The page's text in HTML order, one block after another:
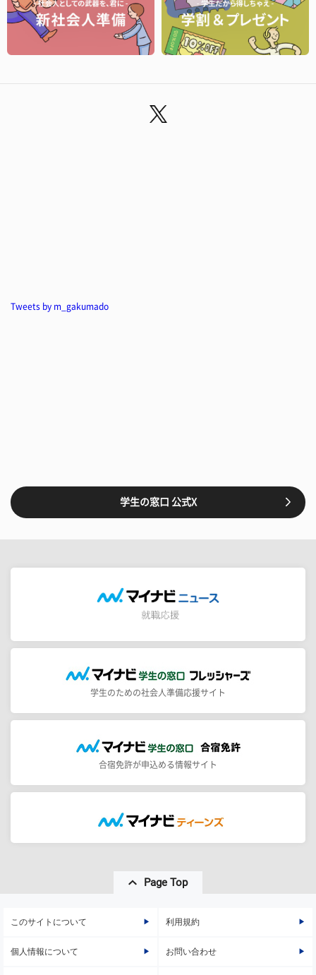
Tweets by m_gakumado
学生の窓口 公式X
学生のための社会人準備応援サイト
合宿免許が申込める情報サイト
Page Top
このサイトについて 利用規約
個人情報について お問い合わせ